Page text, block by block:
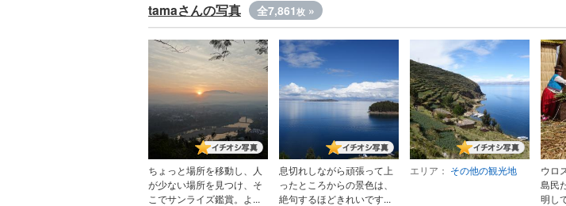
tamaさんの写真 全7,861枚 »
ちょっと場所を移動し、人
が少ない場所を見つけ、そ
こでサンライズ鑑賞。よ...
息切れしながら頑張って上
ったところからの景色は、
絶句するほどきれいです...
エリア： その他の観光地
ウロ
島民
明し